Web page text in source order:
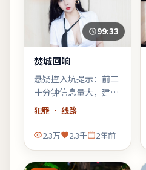
99:33
焚城回响
悬疑控入坑提示：前二
十分钟信息量大，建议
少看手机；错过一句台
词可能就跟不上推理。
犯罪· 线路
2.3万 2.3千 2年前